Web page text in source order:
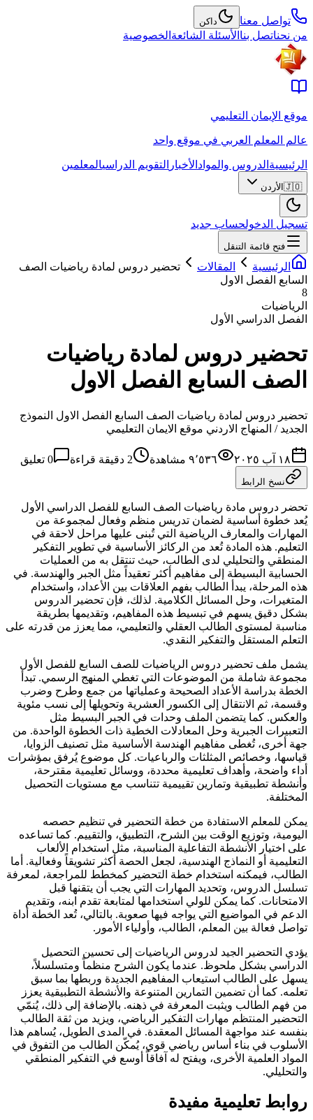
تواصل معنا داكن
من نحناتصل بنا الأسئلة الشائعة الخصوصية
موقع الإيمان التعليمي
عالم المعلم العربي في موقع واحد
الرئيسية الدروس والمواد الأخبار التقويم الدراسيالمعلمين
🇯🇴 الأردن
تسجيل الدخولحساب جديد
فتح قائمة التنقل
الرئيسية المقالات
تحضير دروس لمادة رياضيات الصف
السابع الفصل الاول
8
الرياضيات
الفصل الدراسي الأول
تحضير دروس لمادة رياضيات
الصف السابع الفصل الاول
تحضير دروس لمادة رياضيات الصف السابع الفصل الاول النموذج
الجديد / المنهاج الاردني موقع الايمان التعليمي
١٨ آب ٢٠٢٥ ٩٬٥٣٦ مشاهدة 2 دقيقة قراءة 0 تعليق
نسخ الرابط
تحضر دروس مادة رياضيات الصف السابع للفصل الدراسي الأول
يُعد خطوة أساسية لضمان تدريس منظم وفعال لمجموعة من
المهارات والمعارف الرياضية التي تُبنى عليها مراحل لاحقة في
التعليم. هذه المادة تُعد من الركائز الأساسية في تطوير التفكير
المنطقي والتحليلي لدى الطالب، حيث تنتقل به من العمليات
الحسابية البسيطة إلى مفاهيم أكثر تعقيداً مثل الجبر والهندسة. في
هذه المرحلة، يبدأ الطالب بفهم العلاقات بين الأعداد، واستخدام
المتغيرات، وحل المسائل الكلامية. لذلك، فإن تحضير الدروس
بشكل دقيق يسهم في تبسيط هذه المفاهيم، وتقديمها بطريقة
مناسبة لمستوى الطالب العقلي والتعليمي، مما يعزز من قدرته على
التعلم المستقل والتفكير النقدي.
يشمل ملف تحضير دروس الرياضيات للصف السابع للفصل الأول
مجموعة شاملة من الموضوعات التي تغطي المنهج الرسمي. تبدأ
الخطة بدراسة الأعداد الصحيحة وعملياتها من جمع وطرح وضرب
وقسمة، ثم الانتقال إلى الكسور العشرية وتحويلها إلى نسب مئوية
والعكس. كما يتضمن الملف وحدات في الجبر البسيط مثل
التعبيرات الجبرية وحل المعادلات الخطية ذات الخطوة الواحدة. من
جهة أخرى، تُغطى مفاهيم الهندسة الأساسية مثل تصنيف الزوايا،
قياسها، وخصائص المثلثات والرباعيات. كل موضوع يُرفق بمؤشرات
أداء واضحة، وأهداف تعليمية محددة، ووسائل تعليمية مقترحة،
وأنشطة تطبيقية وتمارين تقييمية تتناسب مع مستويات التحصيل
المختلفة.
يمكن للمعلم الاستفادة من خطة التحضير في تنظيم حصصه
اليومية، وتوزيع الوقت بين الشرح، التطبيق، والتقييم. كما تساعده
على اختيار الأنشطة التفاعلية المناسبة، مثل استخدام الألعاب
التعليمية أو النماذج الهندسية، لجعل الحصة أكثر تشويقاً وفعالية. أما
الطالب، فيمكنه استخدام خطة التحضير كمخطط للمراجعة، لمعرفة
تسلسل الدروس، وتحديد المهارات التي يجب أن يتقنها قبل
الامتحانات. كما يمكن للولي استخدامها لمتابعة تقدم ابنه، وتقديم
الدعم في المواضيع التي يواجه فيها صعوبة. بالتالي، تُعد الخطة أداة
تواصل فعالة بين المعلم، الطالب، وأولياء الأمور.
يؤدي التحضير الجيد لدروس الرياضيات إلى تحسين التحصيل
الدراسي بشكل ملحوظ. عندما يكون الشرح منظماً ومتسلسلاً،
يسهل على الطالب استيعاب المفاهيم الجديدة وربطها بما سبق
تعلمه. كما أن تضمين التمارين المتنوعة والأنشطة التطبيقية يعزز
من فهم الطالب ويثبت المعرفة في ذهنه. بالإضافة إلى ذلك، يُنمّي
التحضير المنتظم مهارات التفكير الرياضي، ويزيد من ثقة الطالب
بنفسه عند مواجهة المسائل المعقدة. في المدى الطويل، يُساهم هذا
الأسلوب في بناء أساس رياضي قوي، يُمكّن الطالب من التفوق في
المواد العلمية الأخرى، ويفتح له آفاقاً أوسع في التفكير المنطقي
والتحليلي.
روابط تعليمية مفيدة